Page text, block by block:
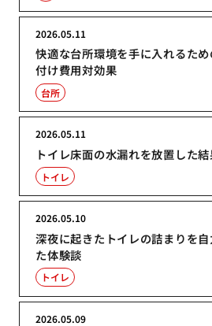
快適な台所環境を手に入れるた
付け費用対効果
2026.05.11
台所
トイレ床面の水漏れを放置した
2026.05.11
トイレ
深夜に起きたトイレの詰まりを
た体験談
2026.05.10
トイレ
2026.05.09